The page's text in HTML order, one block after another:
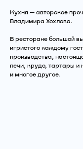
Кухня — авторское
Владимира Хохлова.
В ресторане большой
игристого каждому
производства,
печи, крудо, тартары
и многое другое.